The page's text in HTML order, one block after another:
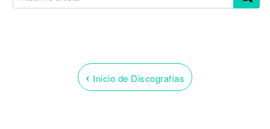
‹ Inicio de Discografías